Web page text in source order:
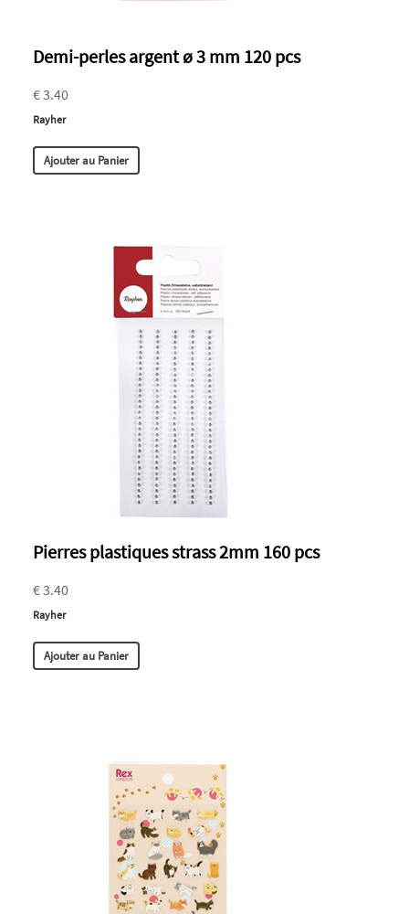
Demi-perles argent ø 3 mm 120 pcs
€ 3.40
Rayher
Ajouter au Panier
Pierres plastiques strass 2mm 160 pcs
€ 3.40
Rayher
Ajouter au Panier